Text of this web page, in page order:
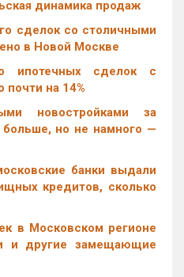
динамика продаж
сделок со столичными
в Новой Москве
ипотечных сделок с
почти на 14%
новостройками за
но не намного —
банки выдали
кредитов, сколько
в Московском регионе
и другие замещающие